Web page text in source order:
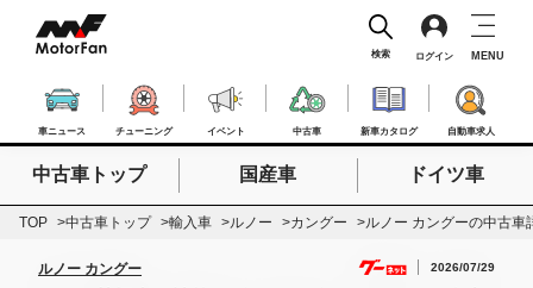
車ニュース チューニング イベント 中古車 新車カタログ 自動車求人
検索 ログイン MENU
検索したいキーワードを入力
検索
中古車トップ 国産車 ドイツ車
TOP 中古車トップ 輸入車 ルノー カングー ルノー カングーの中古車
ルノー カングー 2026/07/29